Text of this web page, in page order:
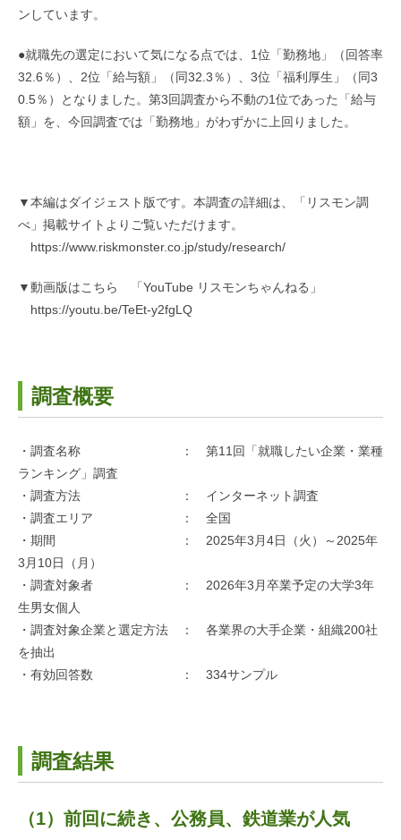
ンしています。
●就職先の選定において気になる点では、1位「勤務地」（回答率
32.6％）、2位「給与額」（同32.3％）、3位「福利厚生」（同3
0.5％）となりました。第3回調査から不動の1位であった「給与
額」を、今回調査では「勤務地」がわずかに上回りました。
▼本編はダイジェスト版です。本調査の詳細は、「リスモン調
べ」掲載サイトよりご覧いただけます。
https://www.riskmonster.co.jp/study/research/
▼動画版はこちら 「YouTube リスモンちゃんねる」
https://youtu.be/TeEt-y2fgLQ
調査概要
・調査名称 ： 第11回「就職したい企業・業種
ランキング」調査
・調査方法 ： インターネット調査
・調査エリア ： 全国
・期間 ： 2025年3月4日（火）～2025年
3月10日（月）
・調査対象者 ： 2026年3月卒業予定の大学3年
生男女個人
・調査対象企業と選定方法 ： 各業界の大手企業・組織200社
を抽出
・有効回答数 ： 334サンプル
調査結果
（1）前回に続き、公務員、鉄道業が人気